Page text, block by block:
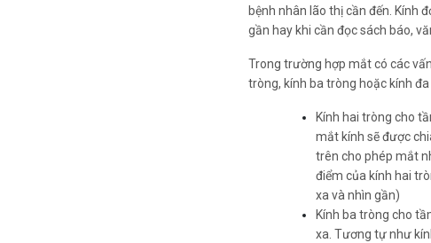
bệnh nhân lão thị cần đến. Kính
gần hay khi cần đọc sách báo,
Trong trường hợp mắt có các
tròng, kính ba tròng hoặc kính
Kính hai tròng cho
mắt kính sẽ được
trên cho phép mắt
điểm của kính hai
xa và nhìn gần)
Kính ba tròng cho
xa. Tương tự như